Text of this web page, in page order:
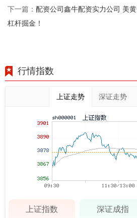
下一篇： 配资公司鑫牛配资实力公司 美
杠杆掘金！
行情指数
上证走势 深证走势
上证指数 深证成指